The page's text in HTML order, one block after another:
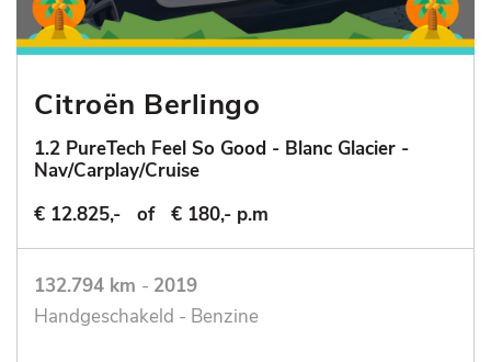
Citroën Berlingo
1.2 PureTech Feel So Good - Blanc Glacier -
Nav/Carplay/Cruise
€ 12.825,-
of € 180,- p.m
132.794 km - 2019
Handgeschakeld - Benzine